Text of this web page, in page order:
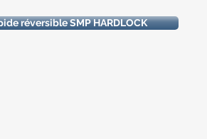
réversible SMP HARDLOCK